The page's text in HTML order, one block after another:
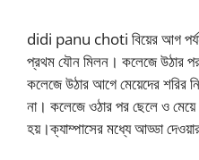
didi panu choti বিয়ের আগ
প্রথম যৌন মিলন। কলেজে উঠার
কলেজে উঠার আগে মেয়েদের শরির
না। কলেজে ওঠার পর ছেলে ও
হয়।ক্যাম্পাসের মধ্যে আড্ডা